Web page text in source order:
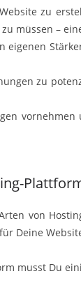
zu
müssen –
eigenen
zu
von
Deine
musst Du